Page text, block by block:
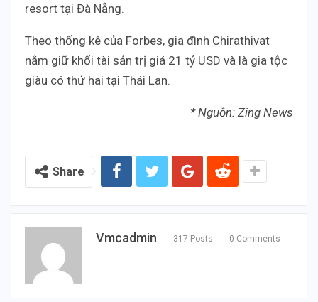
resort tại Đà Nẵng.
Theo thống kê của Forbes, gia đình Chirathivat
nắm giữ khối tài sản trị giá 21 tỷ USD và là gia tộc
giàu có thứ hai tại Thái Lan.
* Nguồn: Zing News
Share
Vmcadmin 317 Posts 0 Comments